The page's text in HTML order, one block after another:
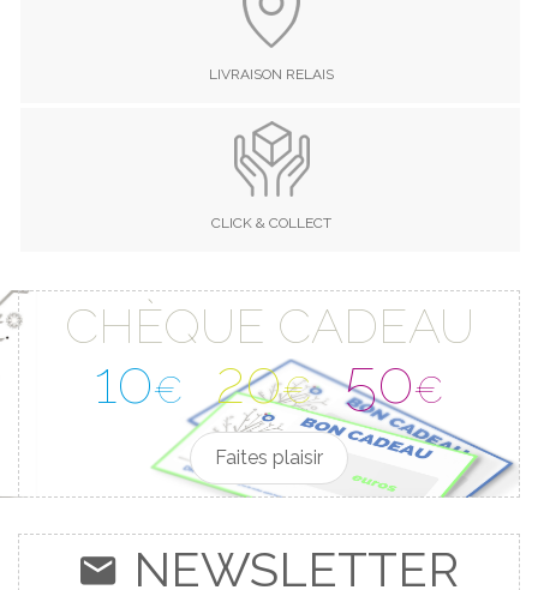
LIVRAISON RELAIS
CLICK & COLLECT
CHÈQUE CADEAU
10€ 20€ 50€
Faites plaisir
NEWSLETTER